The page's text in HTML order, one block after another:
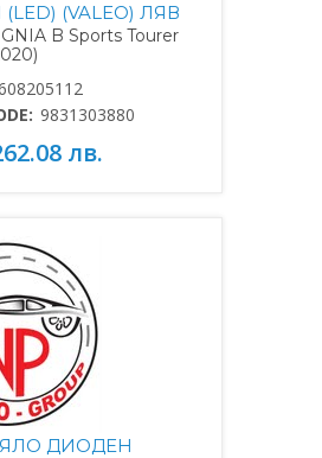
(VALEO) ЛЯВ
B Sports Tourer
9831303880
лв.
ДИОДЕН